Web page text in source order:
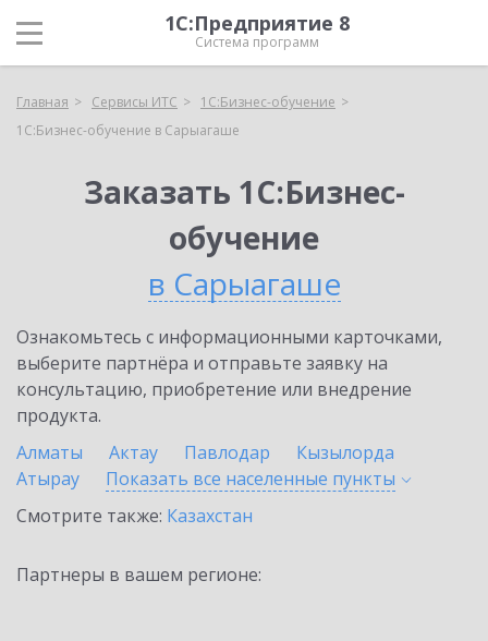
1С:Предприятие 8
Система программ
Главная Сервисы ИТС
1С:Бизнес-обучение
1С:Бизнес-обучение в Сарыагаше
Заказать 1С:Бизнес-
обучение
в Сарыагаше
Ознакомьтесь с информационными карточками,
выберите партнёра и отправьте заявку на
консультацию, приобретение или внедрение
продукта.
Алматы
Актау Павлодар
Кызылорда
Атырау
Показать все населенные пункты
Смотрите также: Казахстан
Партнеры в вашем регионе: